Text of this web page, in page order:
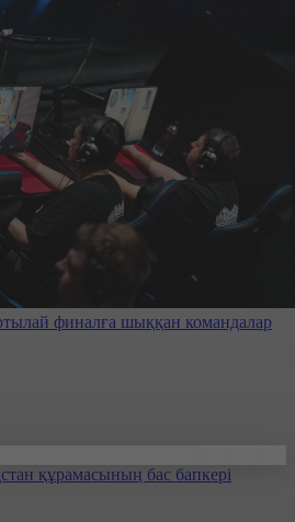
финалға шыққан командалар
құрамасының бас бапкері